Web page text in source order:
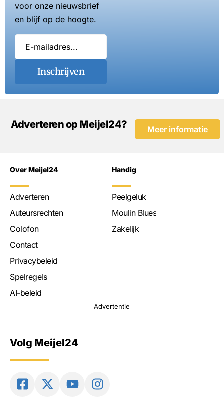
voor onze nieuwsbrief
en blijf op de hoogte.
Inschrijven
Adverteren op Meijel24? Meer informatie
Over Meijel24
Adverteren
Auteursrechten
Colofon
Contact
Privacybeleid
Spelregels
AI-beleid
Handig
Peelgeluk
Moulin Blues
Zakelijk
Advertentie
Volg Meijel24